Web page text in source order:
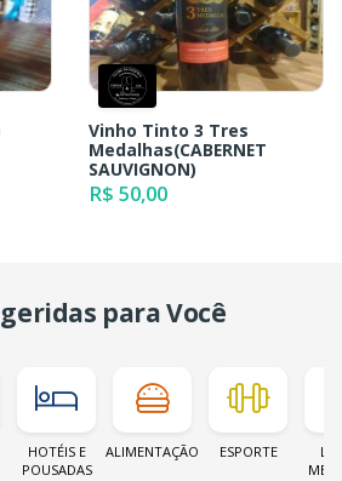
Vinho Tinto 3 Tres
Medalhas(CABERNET
SAUVIGNON)
R$ 50,00
para Você
HOTÉIS E
POUSADAS
ALIMENTAÇÃO ESPORTE